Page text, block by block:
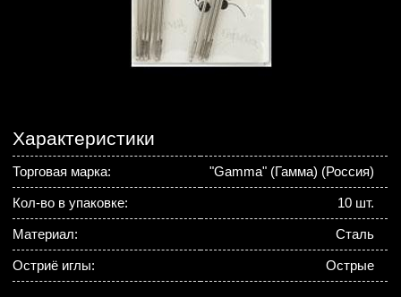
Характеристики
Торговая марка: "Gamma" (Гамма) (Россия)
Кол-во в упаковке: 10 шт.
Материал: Сталь
Остриё иглы: Острые